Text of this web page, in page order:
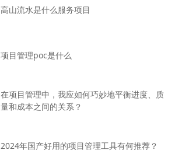
高山流水是什么服务项目
项目管理poc是什么
在项目管理中，我应如何巧妙地平衡进度、质
量和成本之间的关系？
2024年国产好用的项目管理工具有何推荐？